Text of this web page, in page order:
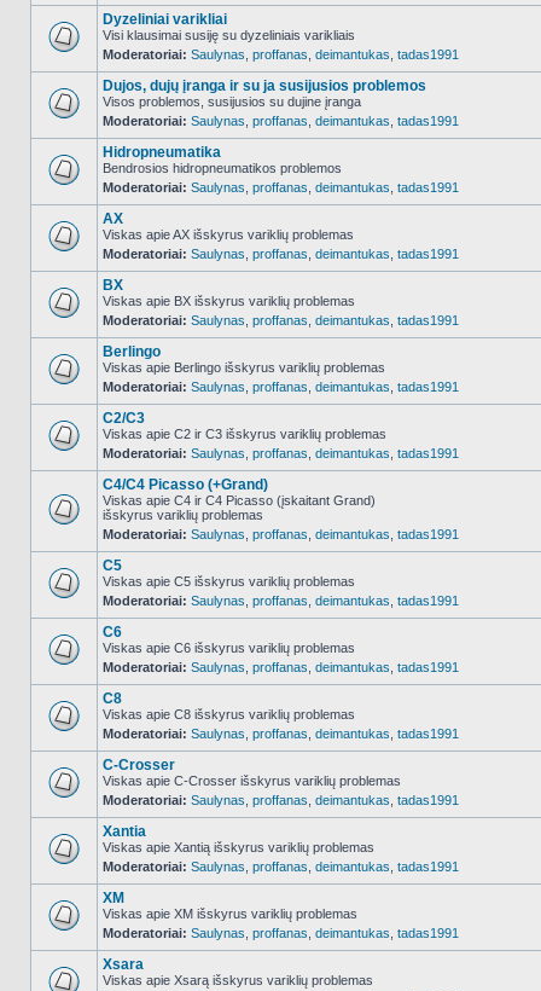
NO_UNREAD_POSTS
Dyzeliniai varikliai
Visi klausimai susiję su dyzeliniais varikliais
Moderatoriai: Saulynas proffanas deimantukas tadas1991
NO_UNREAD_POSTS
Dujos, dujų įranga ir su ja susijusios problemos
Visos problemos, susijusios su dujine įranga
Moderatoriai: Saulynas proffanas deimantukas tadas1991
NO_UNREAD_POSTS
Hidropneumatika
Bendrosios hidropneumatikos problemos
Moderatoriai: Saulynas proffanas deimantukas tadas1991
NO_UNREAD_POSTS
AX
Viskas apie AX išskyrus variklių problemas
Moderatoriai: Saulynas proffanas deimantukas tadas1991
NO_UNREAD_POSTS
BX
Viskas apie BX išskyrus variklių problemas
Moderatoriai: Saulynas proffanas deimantukas tadas1991
NO_UNREAD_POSTS
Berlingo
Viskas apie Berlingo išskyrus variklių problemas
Moderatoriai: Saulynas proffanas deimantukas tadas1991
NO_UNREAD_POSTS
C2/C3
Viskas apie C2 ir C3 išskyrus variklių problemas
Moderatoriai: Saulynas proffanas deimantukas tadas1991
NO_UNREAD_POSTS
C4/C4 Picasso (+Grand)
Viskas apie C4 ir C4 Picasso (įskaitant Grand)
išskyrus variklių problemas
Moderatoriai: Saulynas proffanas deimantukas tadas1991
NO_UNREAD_POSTS
C5
Viskas apie C5 išskyrus variklių problemas
Moderatoriai: Saulynas proffanas deimantukas tadas1991
NO_UNREAD_POSTS
C6
Viskas apie C6 išskyrus variklių problemas
Moderatoriai: Saulynas proffanas deimantukas tadas1991
NO_UNREAD_POSTS
C8
Viskas apie C8 išskyrus variklių problemas
Moderatoriai: Saulynas proffanas deimantukas tadas1991
NO_UNREAD_POSTS
C-Crosser
Viskas apie C-Crosser išskyrus variklių problemas
Moderatoriai: Saulynas proffanas deimantukas tadas1991
NO_UNREAD_POSTS
Xantia
Viskas apie Xantią išskyrus variklių problemas
Moderatoriai: Saulynas proffanas deimantukas tadas1991
NO_UNREAD_POSTS
XM
Viskas apie XM išskyrus variklių problemas
Moderatoriai: Saulynas proffanas deimantukas tadas1991
Xsara
Viskas apie Xsarą išskyrus variklių problemas